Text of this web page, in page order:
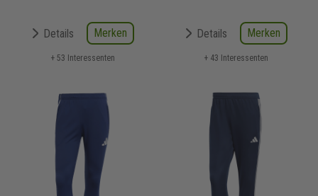
Details Merken
+ 53 Interessenten
Details Merken
+ 43 Interessenten